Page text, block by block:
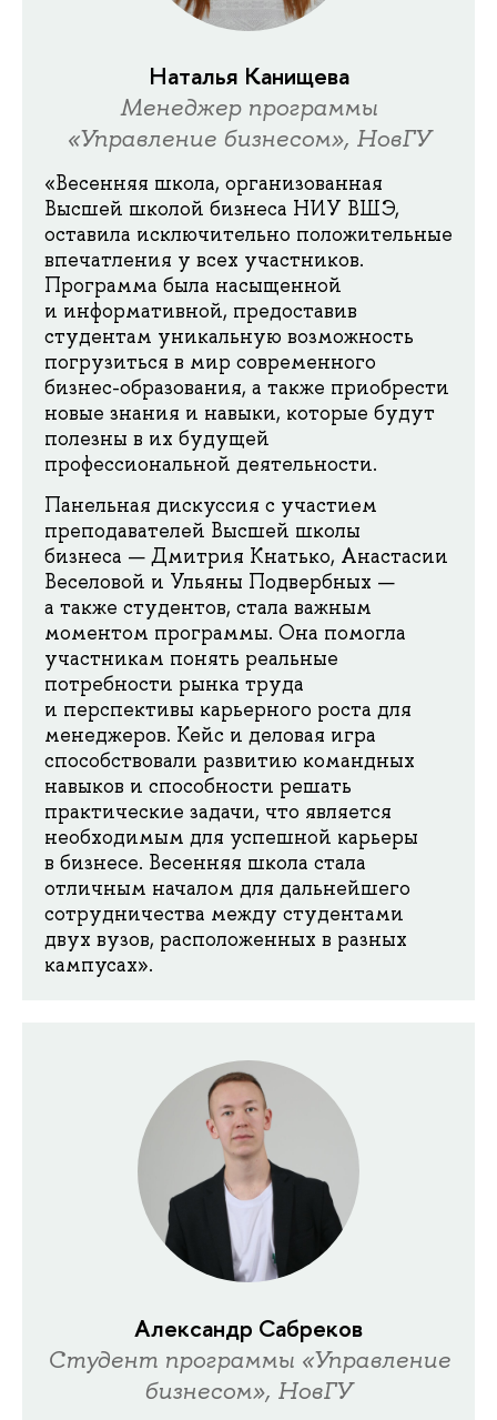
Наталья Канищева
Менеджер программы
«Управление бизнесом», НовГУ
«Весенняя школа, организованная
Высшей школой бизнеса НИУ ВШЭ,
оставила исключительно положительные
впечатления у всех участников.
Программа была насыщенной
и информативной, предоставив
студентам уникальную возможность
погрузиться в мир современного
бизнес-образования, а также приобрести
новые знания и навыки, которые будут
полезны в их будущей
профессиональной деятельности.
Панельная дискуссия с участием
преподавателей Высшей школы
бизнеса — Дмитрия Кнатько, Анастасии
Веселовой и Ульяны Подвербных —
а также студентов, стала важным
моментом программы. Она помогла
участникам понять реальные
потребности рынка труда
и перспективы карьерного роста для
менеджеров. Кейс и деловая игра
способствовали развитию командных
навыков и способности решать
практические задачи, что является
необходимым для успешной карьеры
в бизнесе. Весенняя школа стала
отличным началом для дальнейшего
сотрудничества между студентами
двух вузов, расположенных в разных
кампусах».
Александр Сабреков
Студент программы «Управление
бизнесом», НовГУ